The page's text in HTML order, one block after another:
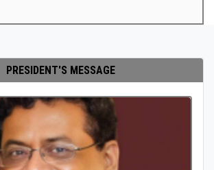
PRESIDENT'S MESSAGE